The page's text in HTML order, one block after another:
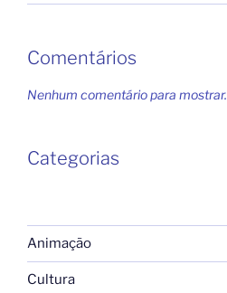
Comentários
Nenhum comentário para mostrar.
Categorias
Animação
Cultura